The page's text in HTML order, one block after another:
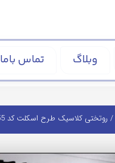
وبلاگ تماس باما
/ روتختی کلاسیک طرح اسکلت کد BD1055